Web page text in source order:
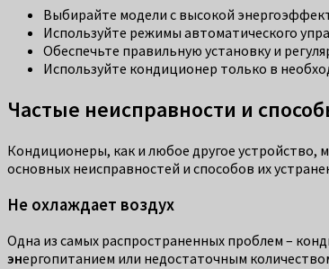
Выбирайте модели с высокой
Используйте режимы автоматического
Обеспечьте правильную установку и
Используйте кондиционер только в
Частые неисправности и
Кондиционеры, как и любое другое устройство,
основных неисправностей и способов их
Не охлаждает воздух
Одна из самых распространенных проблем –
энергопитанием или недостаточным